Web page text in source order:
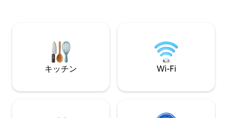
ングラスや地ビー
ー、心落ち着く海
ク、ファイヤーシ
キッチン Wi-Fi